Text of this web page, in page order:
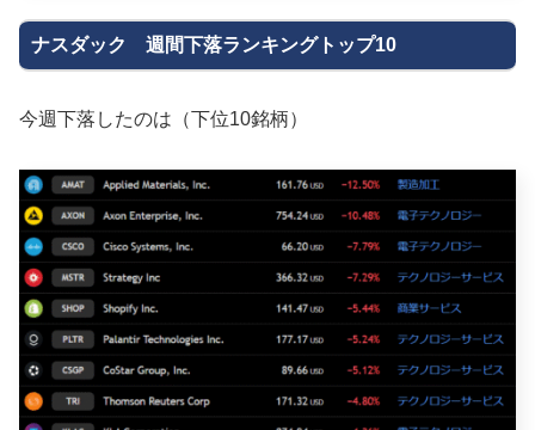
ナスダック 週間下落ランキングトップ10
今週下落したのは（下位10銘柄）